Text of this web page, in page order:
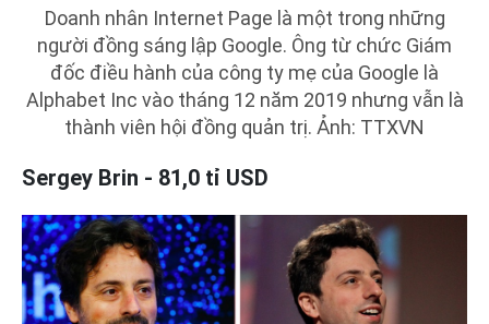
Doanh nhân Internet Page là một trong những
người đồng sáng lập Google. Ông từ chức Giám
đốc điều hành của công ty mẹ của Google là
Alphabet Inc vào tháng 12 năm 2019 nhưng vẫn là
thành viên hội đồng quản trị. Ảnh: TTXVN
Sergey Brin - 81,0 tỉ USD